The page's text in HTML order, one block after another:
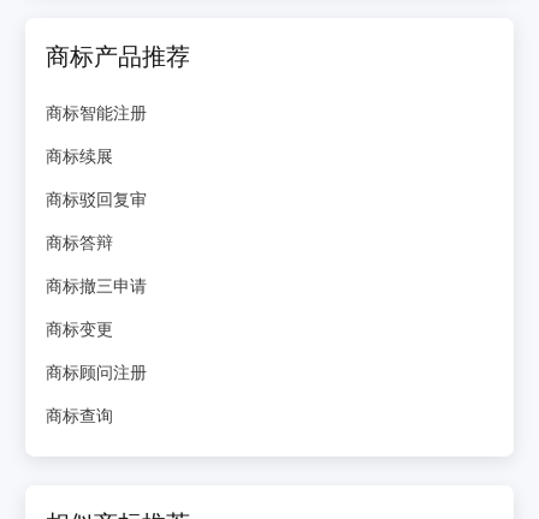
商标产品推荐
商标智能注册
商标续展
商标驳回复审
商标答辩
商标撤三申请
商标变更
商标顾问注册
商标查询